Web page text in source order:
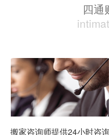
四通
搬家咨询师提供24小时咨询